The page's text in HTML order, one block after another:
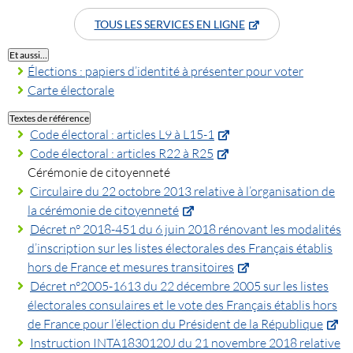
TOUS LES SERVICES EN LIGNE
Et aussi…
Élections : papiers d’identité à présenter pour voter
Carte électorale
Textes de référence
Code électoral : articles L9 à L15-1
Code électoral : articles R22 à R25
Cérémonie de citoyenneté
Circulaire du 22 octobre 2013 relative à l’organisation de
la cérémonie de citoyenneté
Décret n° 2018-451 du 6 juin 2018 rénovant les modalités
d’inscription sur les listes électorales des Français établis
hors de France et mesures transitoires
Décret n°2005-1613 du 22 décembre 2005 sur les listes
électorales consulaires et le vote des Français établis hors
de France pour l’élection du Président de la République
Instruction INTA1830120J du 21 novembre 2018 relative